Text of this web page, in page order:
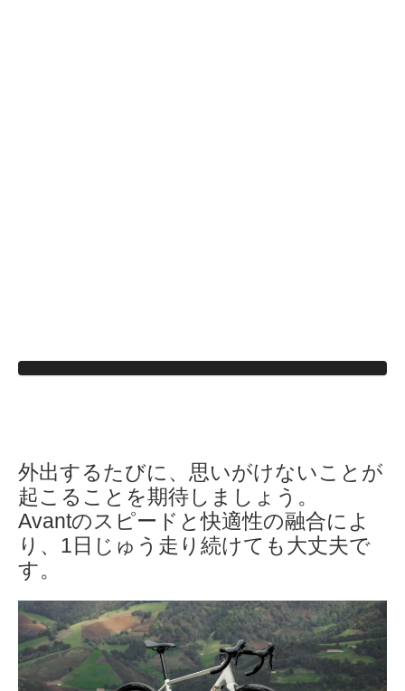
外出するたびに、思いがけないことが
起こることを期待しましょう。
Avantのスピードと快適性の融合によ
り、1日じゅう走り続けても大丈夫で
す。